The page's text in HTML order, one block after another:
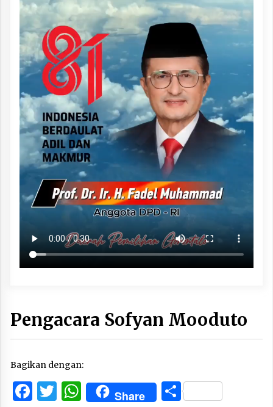
Pengacara Sofyan Mooduto
Bagikan dengan:
Facebook
Twitter
WhatsApp
Share Share